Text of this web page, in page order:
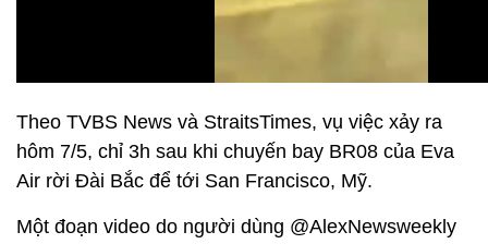
Theo TVBS News và StraitsTimes, vụ việc xảy ra
hôm 7/5, chỉ 3h sau khi chuyến bay BR08 của Eva
Air rời Đài Bắc để tới San Francisco, Mỹ.
Một đoạn video do người dùng @AlexNewsweekly